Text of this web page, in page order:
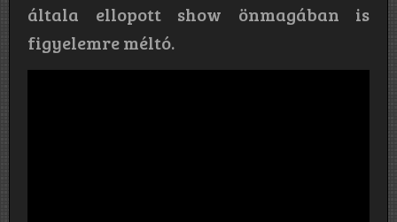
általa ellopott show önmagában is
figyelemre méltó.